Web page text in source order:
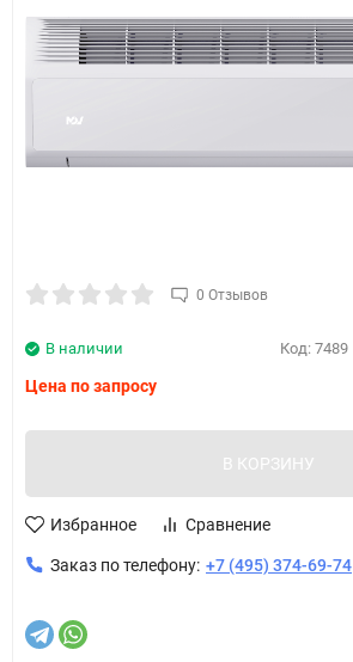
0 Отзывов
Код: 7489
В наличии
Цена по запросу
В КОРЗИНУ
Избранное Сравнение
Заказ по телефону: +7 (495) 374-69-74